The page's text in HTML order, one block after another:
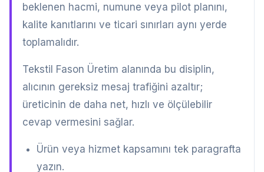
beklenen hacmi, numune veya pilot planını,
kalite kanıtlarını ve ticari sınırları aynı yerde
toplamalıdır.
Tekstil Fason Üretim alanında bu disiplin,
alıcının gereksiz mesaj trafiğini azaltır;
üreticinin de daha net, hızlı ve ölçülebilir
cevap vermesini sağlar.
Ürün veya hizmet kapsamını tek paragrafta
yazın.